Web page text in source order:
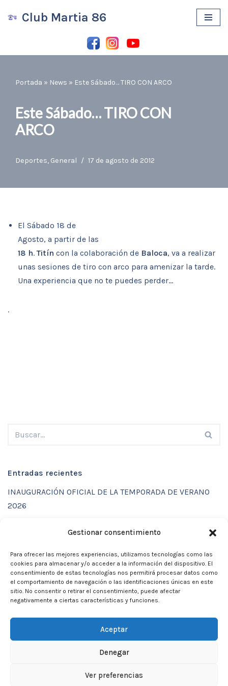
Gestionar consentimiento
Para ofrecer las mejores experiencias, utilizamos tecnologías como las
cookies para almacenar y/o acceder a la información del dispositivo. El
consentimiento de estas tecnologías nos permitirá procesar datos como
el comportamiento de navegación o las identificaciones únicas en este
sitio. No consentir o retirar el consentimiento, puede afectar
negativamente a ciertas características y funciones.
Aceptar
Denegar
Ver preferencias
contenido
Club Martia 86
Portada » News » Este Sábado… TIRO CON ARCO
Este Sábado… TIRO CON
ARCO
Deportes, General 17 de agosto de 2012
El Sábado 18 de
Agosto, a partir de las
18 h.Titín con la colaboración de Baloca, va a realizar
unas sesiones de tiro con arco para amenizar la tarde.
Una experiencia que no te puedes perder…
.
Entradas recientes
INAUGURACIÓN OFICIAL DE LA TEMPORADA DE VERANO
2026
CALENDARIO DE ACTIVIDADES VERANO 2026 – CLUB
MARTIA 86
ACTIVIDADES DE VERANO 2026